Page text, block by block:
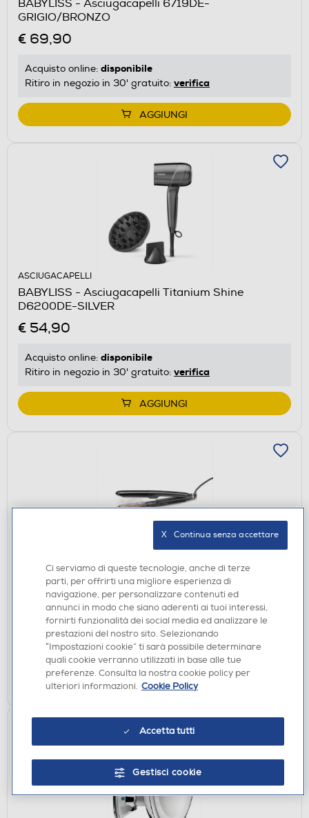
BABYLISS - Asciugacapelli 6719DE-
GRIGIO/BRONZO
€ 69,90
Acquisto online: disponibile
Ritiro in negozio in 30' gratuito: verifica
AGGIUNGI
ASCIUGACAPELLI
BABYLISS - Asciugacapelli Titanium Shine
D6200DE-SILVER
€ 54,90
Acquisto online: disponibile
Ritiro in negozio in 30' gratuito: verifica
AGGIUNGI
PIASTRE
BABYLISS - Piastra per capelli ST493E
€ 59,90
Acquisto online:disponibile
Ritiro in negozio in 30' gratuito:verifica
AGGIUNGI
Ci serviamo di queste tecnologie, anche di terze
parti, per offrirti una migliore esperienza di
navigazione, per personalizzare contenuti ed
annunci in modo che siano aderenti ai tuoi interessi,
fornirti funzionalità dei social media ed analizzare le
prestazioni del nostro sito. Selezionando
“Impostazioni cookie” ti sarà possibile determinare
quali cookie verranno utilizzati in base alle tue
preferenze. Consulta la nostra cookie policy per
ulteriori informazioni. Cookie Policy
Accetta tutti
Gestisci cookie
X   Continua senza accettare